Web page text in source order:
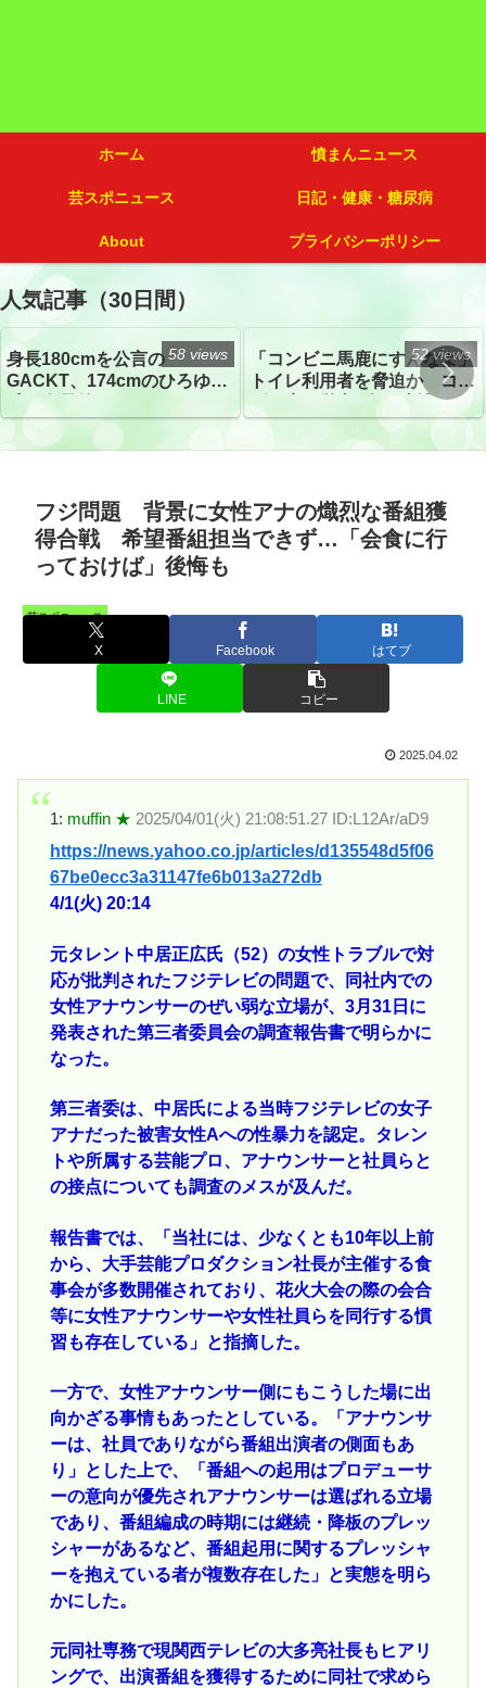
ホーム 憤まんニュース
芸スポニュース 日記・健康・糖尿病
About プライバシーポリシー
人気記事（30日間）
身長180cmを公言の
GACKT、174cmのひろゆき
トざわつき イベントでの写
真が話題
58 views
「コンビニ馬鹿にすんなよ」
トイレ利用者を脅迫か コン
52 views
フジ問題 背景に女性アナの熾烈な番組獲
得合戦 希望番組担当できず…「会食に行
っておけば」後悔も
芸スポニュース
X Facebook はてブ
LINE コピー
2025.04.02
1: muffin ★ 2025/04/01(火) 21:08:51.27 ID:L12Ar/aD9
https://news.yahoo.co.jp/articles/d135548d5f06
67be0ecc3a31147fe6b013a272db
4/1(火) 20:14
元タレント中居正広氏（52）の女性トラブルで対
応が批判されたフジテレビの問題で、同社内での
女性アナウンサーのぜい弱な立場が、3月31日に
発表された第三者委員会の調査報告書で明らかに
なった。
第三者委は、中居氏による当時フジテレビの女子
アナだった被害女性Aへの性暴力を認定。タレン
トや所属する芸能プロ、アナウンサーと社員らと
の接点についても調査のメスが及んだ。
報告書では、「当社には、少なくとも10年以上前
から、大手芸能プロダクション社長が主催する食
事会が多数開催されており、花火大会の際の会合
等に女性アナウンサーや女性社員らを同行する慣
習も存在している」と指摘した。
一方で、女性アナウンサー側にもこうした場に出
向かざる事情もあったとしている。「アナウンサ
ーは、社員でありながら番組出演者の側面もあ
り」とした上で、「番組への起用はプロデューサ
ーの意向が優先されアナウンサーは選ばれる立場
であり、番組編成の時期には継続・降板のプレッ
シャーがあるなど、番組起用に関するプレッシャ
ーを抱えている者が複数存在した」と実態を明ら
かにした。
元同社専務で現関西テレビの大多亮社長もヒアリ
ングで、出演番組を獲得するために同社で求めら